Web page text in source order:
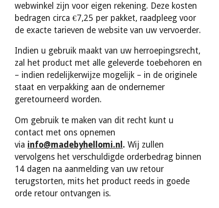
webwinkel zijn voor eigen rekening. Deze kosten
bedragen circa €7,25 per pakket, raadpleeg voor
de exacte tarieven de website van uw vervoerder.
Indien u gebruik maakt van uw herroepingsrecht,
zal het product met alle geleverde toebehoren en
– indien redelijkerwijze mogelijk – in de originele
staat en verpakking aan de ondernemer
geretourneerd worden.
Om gebruik te maken van dit recht kunt u
contact met ons opnemen
via info@madebyhellomi.nl . Wij zullen
vervolgens het verschuldigde orderbedrag binnen
14 dagen na aanmelding van uw retour
terugstorten, mits het product reeds in goede
orde retour ontvangen is.